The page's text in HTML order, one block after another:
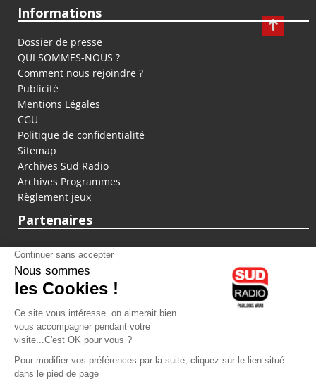
Informations
Dossier de presse
QUI SOMMES-NOUS ?
Comment nous rejoindre ?
Publicité
Mentions Légales
CGU
Politique de confidentialité
Sitemap
Archives Sud Radio
Archives Programmes
Règlement jeux
Partenaires
fiducial.fr
lyoncapitale.fr
olympique-et-lyonnais.com
L'application Iphone / Android
Téléchargez l'application